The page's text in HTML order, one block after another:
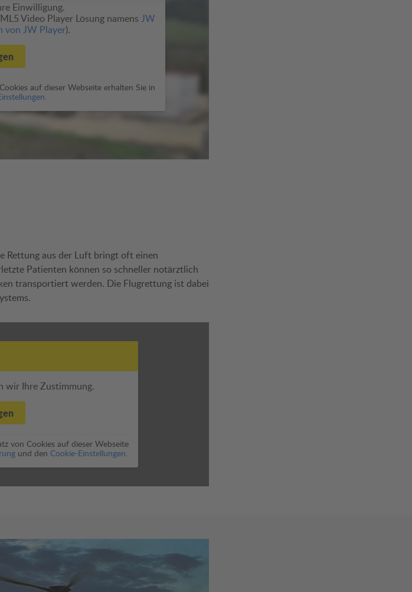
Einwilligung.
Video Player Lösung namens JW
von JW Player).
auf dieser Webseite erhalten Sie in
Rettung aus der Luft bringt oft einen
Patienten können so schneller notärztlich
transportiert werden. Die Flugrettung ist dabei
wir Ihre Zustimmung.
von Cookies auf dieser Webseite
und den Cookie-Einstellungen.